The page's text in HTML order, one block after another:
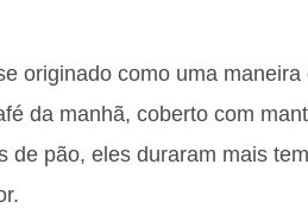
originado como uma
da manhã, coberto com
de pão, eles duraram mais